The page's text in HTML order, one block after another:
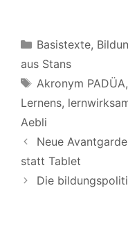
Kategorien
Basistexte,
aus Stans
Schlagwörter
Akronym PADÜA,
Lernens,
Aebli
Neue
statt Tablet
Die